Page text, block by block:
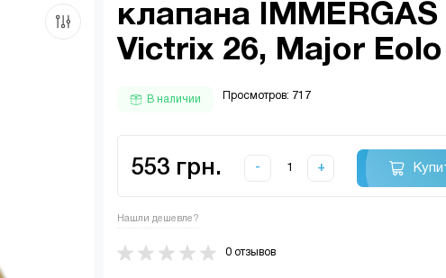
клапана IMMERGAS
Victrix 26, Major Eolo
В наличии Просмотров: 717
553 грн. - +
Нашли дешевле?
0 отзывов